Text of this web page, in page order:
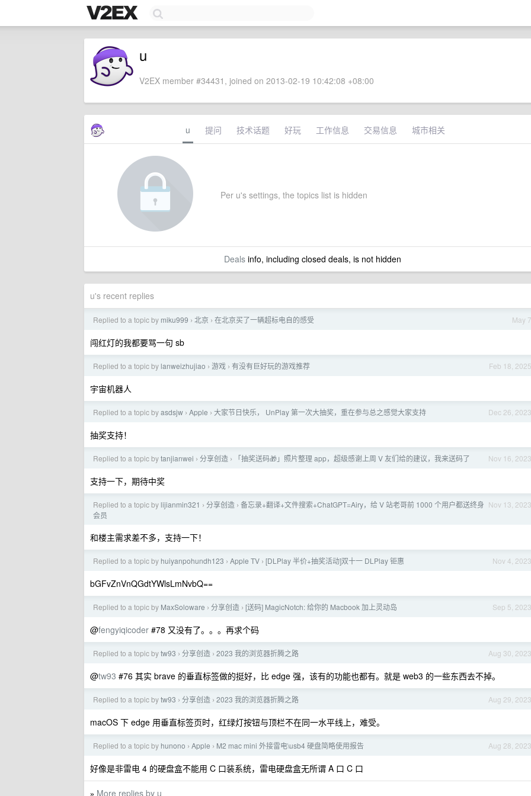
u
V2EX member #34431, joined on 2013-02-19 10:42:08 +08:00
u 提问 技术话题 好玩 工作信息 交易信息 城市相关
Per u's settings, the topics list is hidden
Dealsinfo, including closed deals, is not hidden
u's recent replies
May 7
Replied to a topic by miku999 › 北京 › 在北京买了一辆超标电自的感受
闯红灯的我都要骂一句 sb
Feb 18, 2025
Replied to a topic by lanweizhujiao › 游戏 › 有没有巨好玩的游戏推荐
宇宙机器人
Dec 26, 2023
Replied to a topic byasdsjw › Apple › 大家节日快乐， UnPlay 第一次大抽奖，重在参与总之感觉大家支持
抽奖支持！
Nov 16, 2023
Replied to a topic bytanjianwei › 分享创造 › 「抽奖送码🎁」照片整理 app，超级感谢上周 V 友们给的建议，我来送码了
支持一下，期待中奖
Nov 13, 2023
Replied to a topic by lijianmin321 › 分享创造 › 备忘录+翻译+文件搜索+ChatGPT=Airy，给 V 站老哥前 1000 个用户都送终身
会员
和楼主需求差不多，支持一下！
Nov 4, 2023
Replied to a topic by huiyanpohundh123 › Apple TV › [DLPlay 半价+抽奖活动]双十一 DLPlay 钜惠
bGFvZnVnQGdtYWlsLmNvbQ==
Sep 5, 2023
Replied to a topic by MaxSoloware › 分享创造 › [送码] MagicNotch: 给你的 Macbook 加上灵动岛
@fengyiqicoder #78 又没有了。。。再求个码
Aug 30, 2023
Replied to a topic bytw93 › 分享创造 › 2023 我的浏览器折腾之路
@tw93 #76 其实 brave 的垂直标签做的挺好，比 edge 强，该有的功能也都有。就是 web3 的一些东西去不掉。
Aug 29, 2023
Replied to a topic bytw93 › 分享创造 › 2023 我的浏览器折腾之路
macOS 下 edge 用垂直标签页时，红绿灯按钮与顶栏不在同一水平线上，难受。
Aug 28, 2023
Replied to a topic by hunono › Apple › M2 mac mini 外接雷电\usb4 硬盘简略使用报告
好像是非雷电 4 的硬盘盒不能用 C 口装系统，雷电硬盘盒无所谓 A 口 C 口
» More replies by u